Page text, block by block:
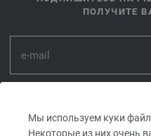
Мы используем куки
Некоторые из них очень
ПОЛУЧИТЕ
заказа 45,- €. Для первого